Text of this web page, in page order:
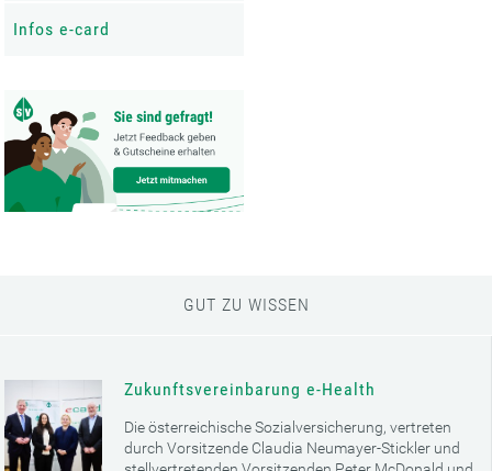
Infos e-card
GUT ZU WISSEN
Zukunftsvereinbarung e-Health
Die österreichische Sozialversicherung, vertreten
durch Vorsitzende Claudia Neumayer-Stickler und